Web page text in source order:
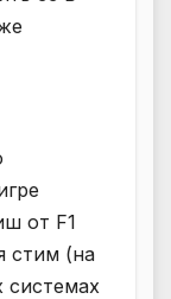
от F1
стим (на
системах